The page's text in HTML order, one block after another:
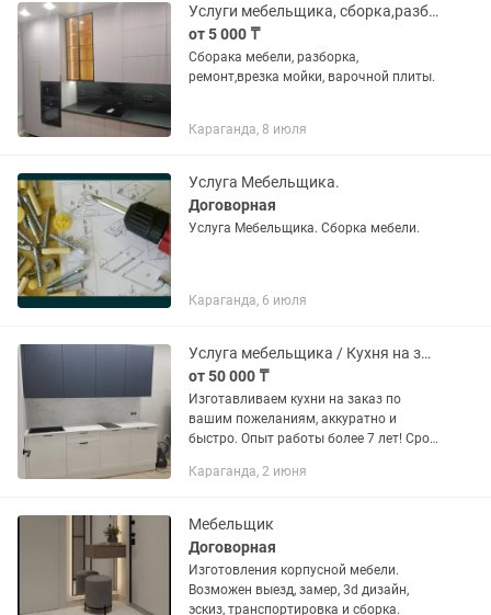
Услуги мебельщика, сборка,разборка.
от 5 000 ₸
Сборака мебели, разборка,
ремонт,врезка мойки, варочной плиты.
Караганда, 8 июля
Услуга Мебельщика.
Договорная
Услуга Мебельщика. Сборка мебели.
Караганда, 6 июля
Услуга мебельщика / Кухня на заказ / мебель на заказ
от 50 000 ₸
Изготавливаем кухни на заказ по
вашим пожеланиям, аккуратно и
быстро. Опыт работы более 7 лет! Срок
рыночных Сделаем бесплатный 3D
Караганда, 2 июня
Мебельщик
Договорная
Изготовления корпусной мебели.
Возможен выезд, замер, 3d дизайн,
эскиз, транспортировка и сборка.